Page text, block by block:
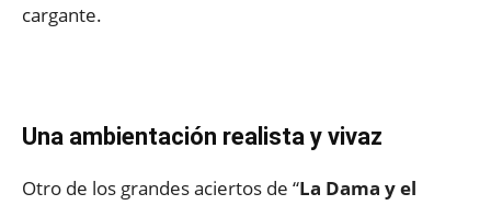
cargante.
Una ambientación realista y vivaz
Otro de los grandes aciertos de “La Dama y el